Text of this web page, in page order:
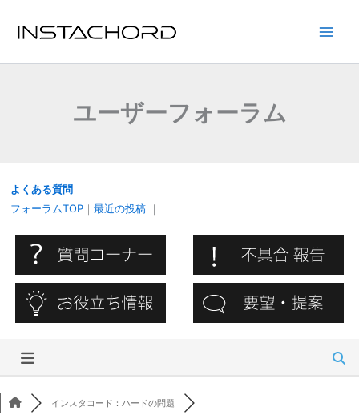
ユーザーフォーラム
よくある質問
フォーラムTOP ｜ 最近の投稿 ｜
インスタコード：ハードの問題